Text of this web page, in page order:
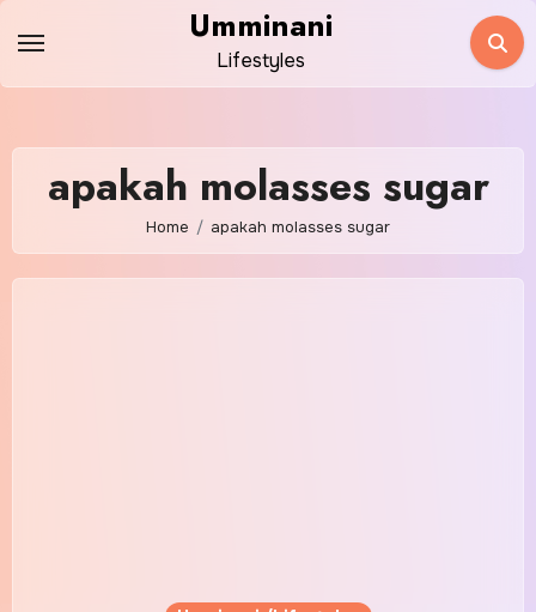
content
Umminani
Lifestyles
apakah molasses sugar
Home apakah molasses sugar